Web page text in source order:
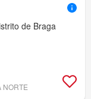
de Braga
NORTE